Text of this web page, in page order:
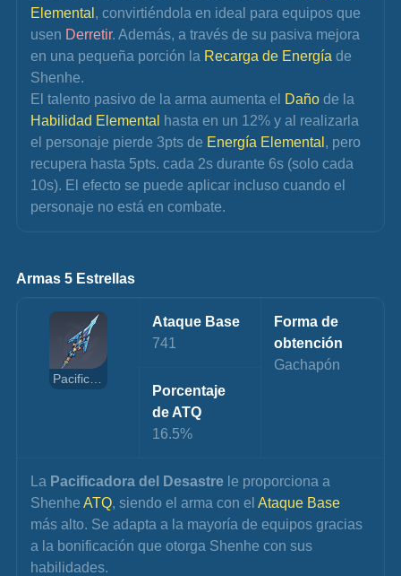
Elemental , convirtiéndola en ideal para equipos que
usen Derretir. Además, a través de su pasiva mejora
en una pequeña porción la Recarga de Energía de
Shenhe.
El talento pasivo de la arma aumenta el Daño de la
Habilidad Elemental
hasta en un 12% y al realizarla
el personaje pierde 3pts de Energía Elemental , pero
recupera hasta 5pts. cada 2s durante 6s (solo cada
10s). El efecto se puede aplicar incluso cuando el
personaje no está en combate.
Armas 5 Estrellas
Pacificadora del Desastre
Ataque Base
741
Forma de
obtención
Gachapón
Porcentaje
de ATQ
16.5%
La Pacificadora del Desastre le proporciona a
Shenhe ATQ, siendo el arma con el Ataque Base
más alto. Se adapta a la mayoría de equipos gracias
a la bonificación que otorga Shenhe con sus
habilidades.